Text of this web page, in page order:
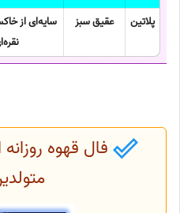
پلاتین
عقیق سبز
سایه‌ای از